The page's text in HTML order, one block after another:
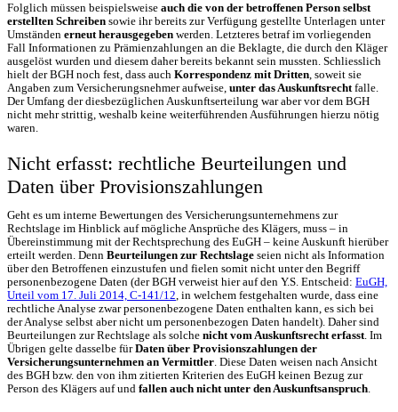
Folglich müssen beispielsweise auch die von der betroffenen Person selbst
erstellten Schreiben sowie ihr bereits zur Verfügung gestellte Unterlagen unter
Umständen erneut herausgegeben werden. Letzteres betraf im vorliegenden
Fall Informationen zu Prämienzahlungen an die Beklagte, die durch den Kläger
ausgelöst wurden und diesem daher bereits bekannt sein mussten. Schliesslich
hielt der BGH noch fest, dass auch Korrespondenz mit Dritten , soweit sie
Angaben zum Versicherungsnehmer aufweise, unter das Auskunftsrecht falle.
Der Umfang der diesbezüglichen Auskunftserteilung war aber vor dem BGH
nicht mehr strittig, weshalb keine weiterführenden Ausführungen hierzu nötig
waren.
Nicht erfasst: rechtliche Beurteilungen und
Daten über Provisionszahlungen
Geht es um interne Bewertungen des Versicherungsunternehmens zur
Rechtslage im Hinblick auf mögliche Ansprüche des Klägers, muss – in
Übereinstimmung mit der Rechtsprechung des EuGH – keine Auskunft hierüber
erteilt werden. Denn Beurteilungen zur Rechtslage seien nicht als Information
über den Betroffenen einzustufen und fielen somit nicht unter den Begriff
personenbezogene Daten (der BGH verweist hier auf den Y.S. Entscheid: EuGH,
Urteil vom 17. Juli 2014, C-141/12, in welchem festgehalten wurde, dass eine
rechtliche Analyse zwar personenbezogene Daten enthalten kann, es sich bei
der Analyse selbst aber nicht um personenbezogen Daten handelt). Daher sind
Beurteilungen zur Rechtslage als solche nicht vom Auskunftsrecht erfasst. Im
Übrigen gelte dasselbe fürDaten über Provisionszahlungen der
Versicherungsunternehmen an Vermittler. Diese Daten weisen nach Ansicht
des BGH bzw. den von ihm zitierten Kriterien des EuGH keinen Bezug zur
Person des Klägers auf und fallen auch nicht unter den Auskunftsanspruch.